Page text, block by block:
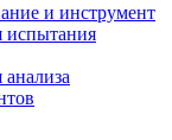
и инструмент
испытания